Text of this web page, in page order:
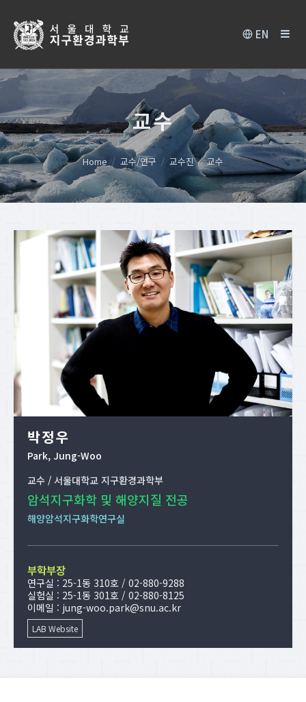
EN
교수
Home 교수/연구 교수진 교수
박정우
Park, Jung-Woo
교수 / 서울대학교 지구환경과학부
암석지구화학 및 해양지질 전공
해양암석지구화학연구실
부학부장
연구실 : 25-1동 310호 / 02-880-9288
실험실 : 25-1동 301호 / 02-880-8125
이메일 : jung-woo.park@snu.ac.kr
LAB Website